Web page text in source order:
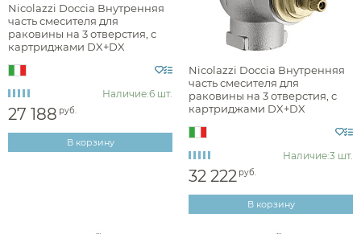
Раздел каталога
комплектующие для смесителей
Nicolazzi Doccia Внутренняя
часть смесителя для
раковины на 3 отверстия, c
картриджами DX+DX
Наличие:6 шт.
27 188 руб.
В корзину
Nicolazzi Doccia Внутренняя
часть смесителя для
раковины на 3 отверстия, c
картриджами DX+DX
Наличие:3 шт.
32 222 руб.
В корзину